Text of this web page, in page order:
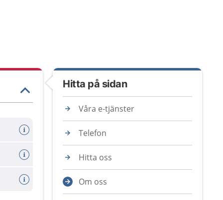
Hitta på sidan
Våra e-tjänster
Telefon
Hitta oss
Om oss